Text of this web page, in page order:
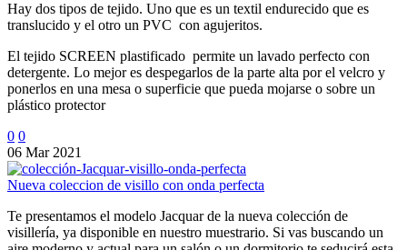
Hay dos tipos de tejido. Uno que es un textil endurecido que es
translucido y el otro un PVC con agujeritos.
El tejido SCREEN plastificado permite un lavado perfecto con
detergente. Lo mejor es despegarlos de la parte alta por el velcro y
ponerlos en una mesa o superficie que pueda mojarse o sobre un
plástico protector
0 0
06 Mar 2021
Nueva coleccion de visillo con onda perfecta
Te presentamos el modelo Jacquar de la nueva colección de
visillería, ya disponible en nuestro muestrario. Si vas buscando un